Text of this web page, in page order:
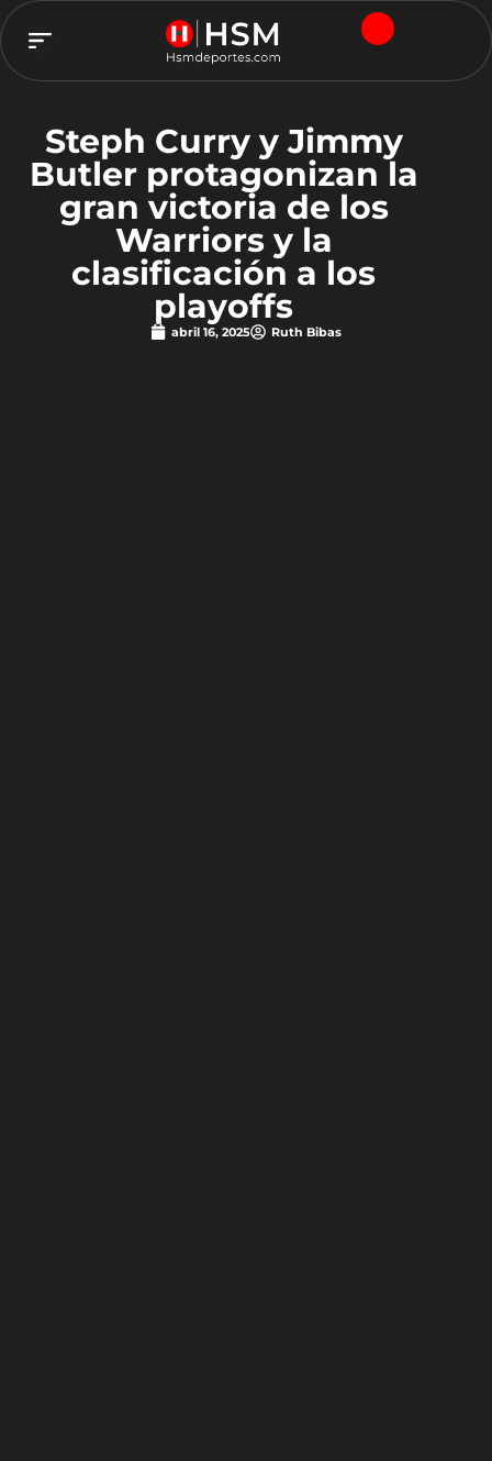
Steph Curry y Jimmy
Butler protagonizan la
gran victoria de los
Warriors y la
clasificación a los
playoffs
abril 16, 2025 Ruth Bibas